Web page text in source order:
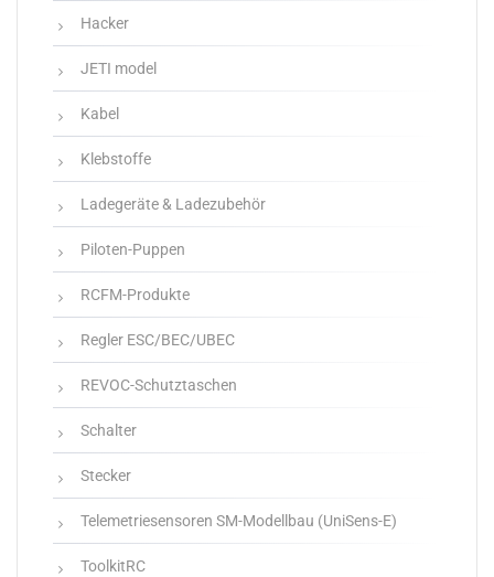
Hacker
JETI model
Kabel
Klebstoffe
Ladegeräte & Ladezubehör
Piloten-Puppen
RCFM-Produkte
Regler ESC/BEC/UBEC
REVOC-Schutztaschen
Schalter
Stecker
Telemetriesensoren SM-Modellbau (UniSens-E)
ToolkitRC